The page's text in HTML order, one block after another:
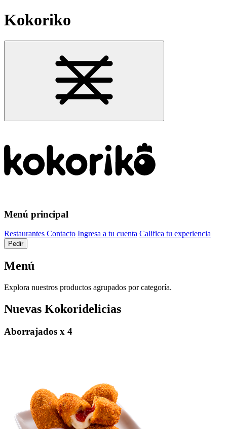
Kokoriko
Menú principal
Restaurantes Contacto Ingresa a tu cuenta Califica tu experiencia
Pedir
Menú
Explora nuestros productos agrupados por categoría.
Nuevas Kokoridelicias
Aborrajados x 4